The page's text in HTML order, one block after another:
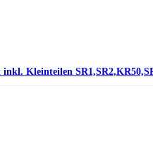
Kleinteilen